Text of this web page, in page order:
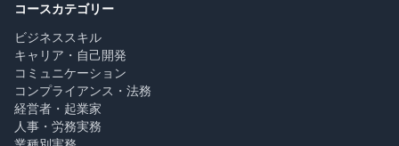
コースカテゴリー
ビジネススキル
キャリア・自己開発
コミュニケーション
コンプライアンス・法務
経営者・起業家
人事・労務実務